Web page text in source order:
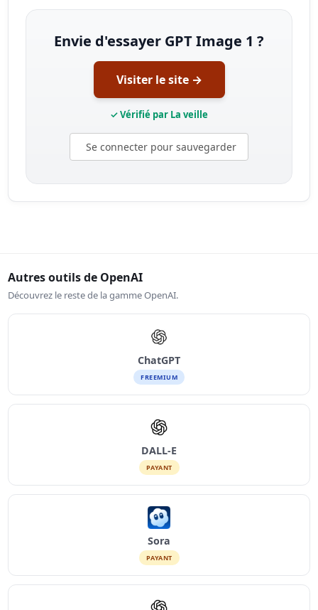
Envie d'essayer GPT Image 1 ?
Visiter le site →
✓ Vérifié par La veille
Se connecter pour sauvegarder
Autres outils de OpenAI
Découvrez le reste de la gamme OpenAI.
ChatGPT
FREEMIUM
DALL-E
PAYANT
Sora
PAYANT